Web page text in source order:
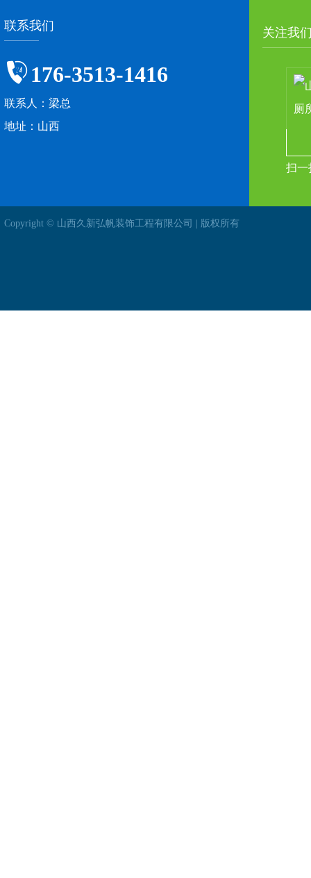
联系我们
176-3513-1416
联系人：梁总
地址：山西
关注我
扫一
Copyright © 山西久新弘帆装饰工程有限公司 | 版权所有